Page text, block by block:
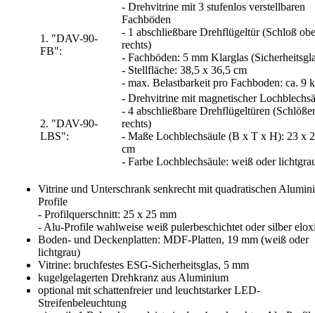
1. "DAV-90-
FB":
- Drehvitrine mit 3 stufenlos verstellbaren
Fachböden
- 1 abschließbare Drehflügeltür (Schloß
rechts)
- Fachböden: 5 mm Klarglas
- Stellfläche: 38,5 x 36,5 cm
- max. Belastbarkeit pro Fachboden: ca. 9
2. "DAV-90-
LBS":
- Drehvitrine mit magnetischer
- 4 abschließbare Drehflügeltüren
rechts)
- Maße Lochblechsäule (B x T x H): 23 x
cm
- Farbe Lochblechsäule: weiß oder
Vitrine und Unterschrank senkrecht mit quadratischen
Profile
- Profilquerschnitt: 25 x 25 mm
- Alu-Profile wahlweise weiß pulerbeschichtet oder silber
Boden- und Deckenplatten: MDF-Platten, 19 mm (weiß oder
lichtgrau)
Vitrine: bruchfestes ESG-Sicherheitsglas, 5 mm
kugelgelagerten Drehkranz aus Aluminium
optional mit schattenfreier und leuchtstarker LED-
Streifenbeleuchtung